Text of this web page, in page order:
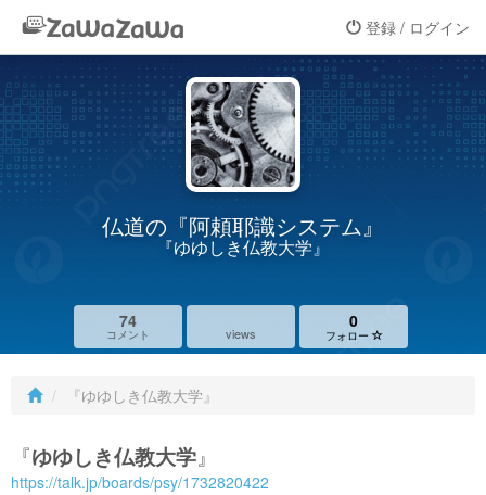
登録 / ログイン
仏道の『阿頼耶識システム』
『ゆゆしき仏教大学』
74
コメント views
0
フォロー
『ゆゆしき仏教大学』
『ゆゆしき仏教大学』
https://talk.jp/boards/psy/1732820422